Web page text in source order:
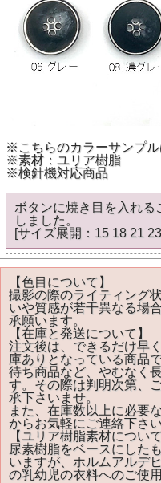
※こちらのカラーサンプル
※素材：ユリア樹脂
※検針機対応商品
ボタンに焼き目を入れる
しました。
[サイズ展開：15 18 21
【色目について】
撮影の際のライティング
いや質感が若干異なる場
承願います。
【在庫と発送について】
注文後は、できるだけ早
庫ありとなっている商品
待ち商品など、やむなく
す。その際は判明次第、
承下さいませ。
また、在庫数以上に必要
からお気軽にご連絡下さい
【ユリア樹脂素材について
尿素樹脂をベースにした
いますが、ホルムアルデ
の乳幼児の衣料へのご使